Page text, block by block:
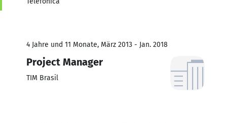
4 Jahre und 11 Monate, März 2013 - Jan. 2018
Project Manager
TIM Brasil